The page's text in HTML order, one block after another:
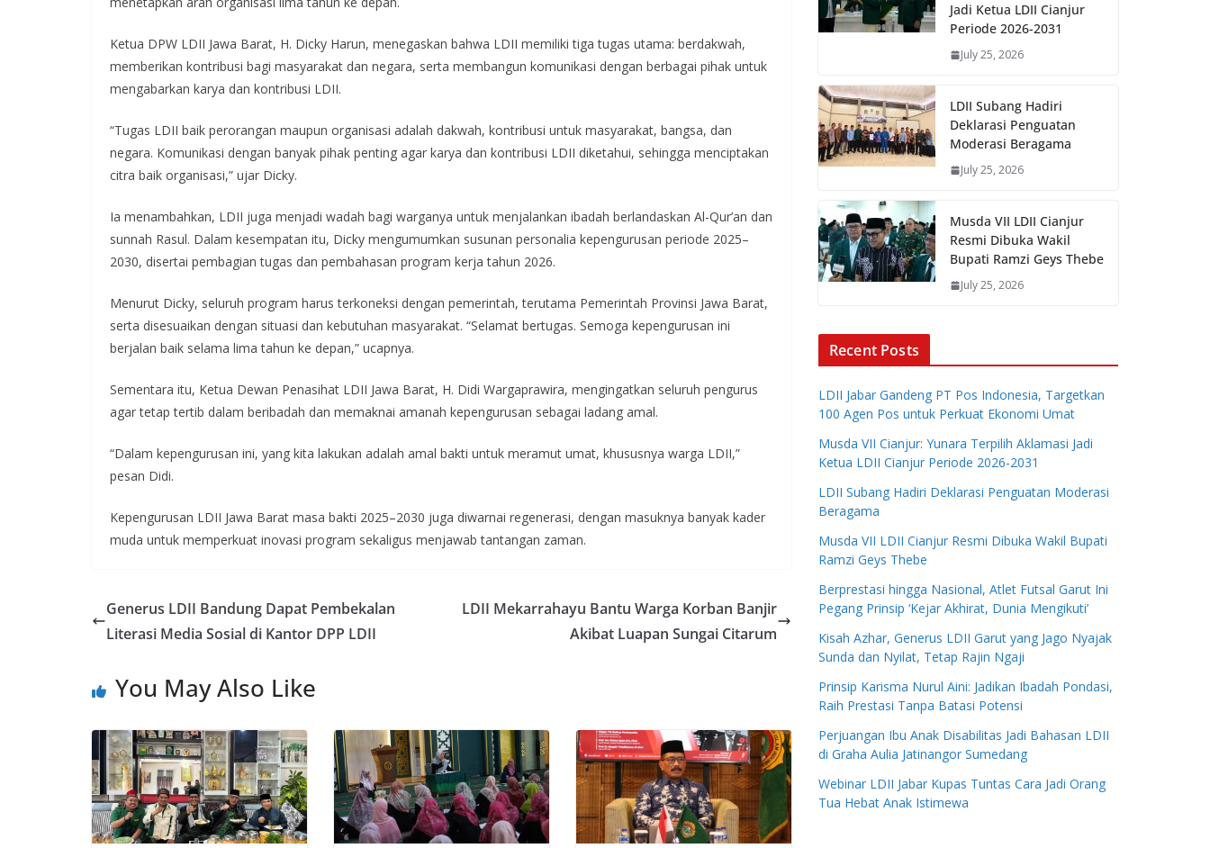
Ketua DPW LDII Jawa Barat, H. Dicky Harun, menegaskan bahwa LDII memiliki tiga tugas utama: berdakwah,
memberikan kontribusi bagi masyarakat dan negara, serta membangun komunikasi dengan berbagai pihak untuk
mengabarkan karya dan kontribusi LDII.
“Tugas LDII baik perorangan maupun organisasi adalah dakwah, kontribusi untuk masyarakat, bangsa, dan
negara. Komunikasi dengan banyak pihak penting agar karya dan kontribusi LDII diketahui, sehingga menciptakan
citra baik organisasi,” ujar Dicky.
Ia menambahkan, LDII juga menjadi wadah bagi warganya untuk menjalankan ibadah berlandaskan Al-Qur’an dan
sunnah Rasul. Dalam kesempatan itu, Dicky mengumumkan susunan personalia kepengurusan periode 2025–
2030, disertai pembagian tugas dan pembahasan program kerja tahun 2026.
Menurut Dicky, seluruh program harus terkoneksi dengan pemerintah, terutama Pemerintah Provinsi Jawa Barat,
serta disesuaikan dengan situasi dan kebutuhan masyarakat. “Selamat bertugas. Semoga kepengurusan ini
berjalan baik selama lima tahun ke depan,” ucapnya.
Sementara itu, Ketua Dewan Penasihat LDII Jawa Barat, H. Didi Wargaprawira, mengingatkan seluruh pengurus
agar tetap tertib dalam beribadah dan memaknai amanah kepengurusan sebagai ladang amal.
“Dalam kepengurusan ini, yang kita lakukan adalah amal bakti untuk meramut umat, khususnya warga LDII,”
pesan Didi.
Kepengurusan LDII Jawa Barat masa bakti 2025–2030 juga diwarnai regenerasi, dengan masuknya banyak kader
muda untuk memperkuat inovasi program sekaligus menjawab tantangan zaman.
Generus LDII Bandung Dapat Pembekalan
Literasi Media Sosial di Kantor DPP LDII
LDII Mekarrahayu Bantu Warga Korban Banjir
Akibat Luapan Sungai Citarum
You May Also Like
Jadi Ketua LDII Cianjur
Periode 2026-2031
July 25, 2026
LDII Subang Hadiri
Deklarasi Penguatan
Moderasi Beragama
July 25, 2026
Musda VII LDII Cianjur
Resmi Dibuka Wakil
Bupati Ramzi Geys Thebe
July 25, 2026
Recent Posts
LDII Jabar Gandeng PT Pos Indonesia, Targetkan
100 Agen Pos untuk Perkuat Ekonomi Umat
Musda VII Cianjur: Yunara Terpilih Aklamasi Jadi
Ketua LDII Cianjur Periode 2026-2031
LDII Subang Hadiri Deklarasi Penguatan Moderasi
Beragama
Musda VII LDII Cianjur Resmi Dibuka Wakil Bupati
Ramzi Geys Thebe
Berprestasi hingga Nasional, Atlet Futsal Garut Ini
Pegang Prinsip ‘Kejar Akhirat, Dunia Mengikuti’
Kisah Azhar, Generus LDII Garut yang Jago Nyajak
Sunda dan Nyilat, Tetap Rajin Ngaji
Prinsip Karisma Nurul Aini: Jadikan Ibadah Pondasi,
Raih Prestasi Tanpa Batasi Potensi
Perjuangan Ibu Anak Disabilitas Jadi Bahasan LDII
di Graha Aulia Jatinangor Sumedang
Webinar LDII Jabar Kupas Tuntas Cara Jadi Orang
Tua Hebat Anak Istimewa